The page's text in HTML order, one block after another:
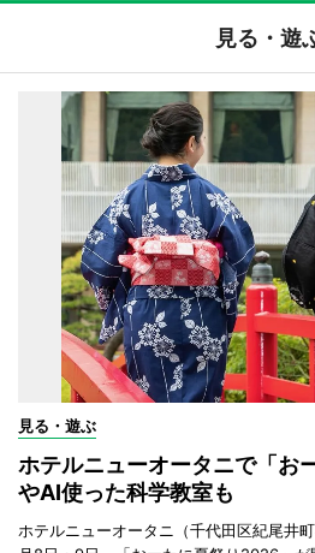
見る・遊
見る・遊ぶ
ホテルニューオータニで「お
やAI使った科学教室も
ホテルニューオータニ（千代田区紀尾井